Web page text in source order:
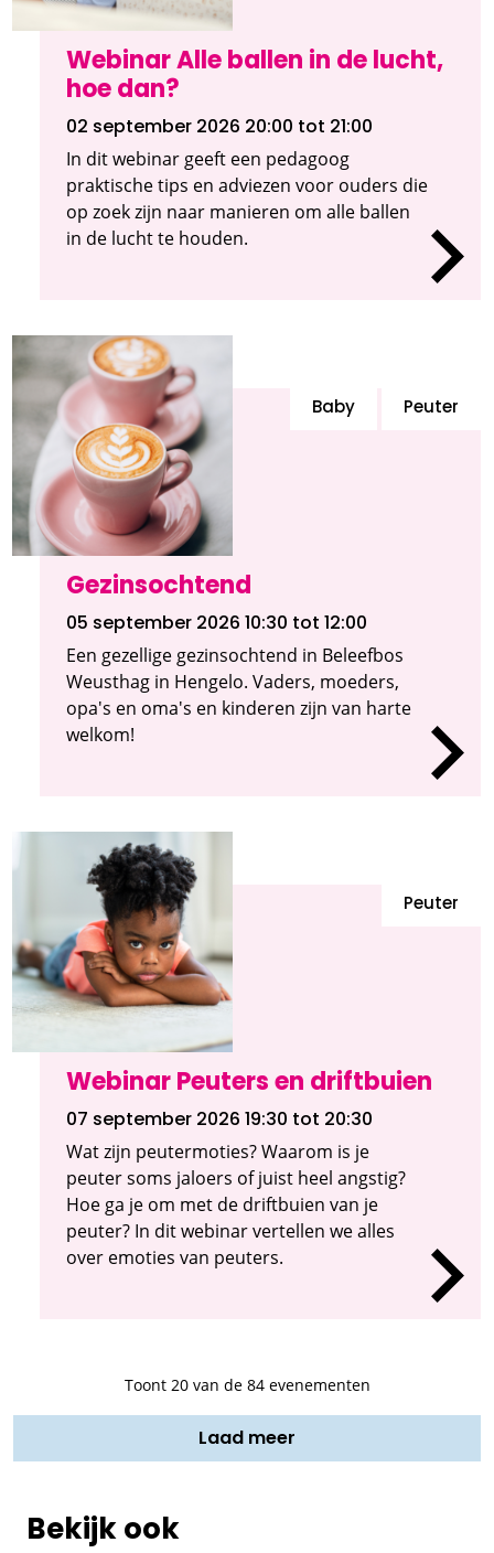
Webinar Alle ballen in de lucht,
hoe dan?
02 september 2026 20:00 tot 21:00
In dit webinar geeft een pedagoog
praktische tips en adviezen voor ouders die
op zoek zijn naar manieren om alle ballen
in de lucht te houden.
Gezinsochtend
Baby Peuter
05 september 2026 10:30 tot 12:00
Een gezellige gezinsochtend in Beleefbos
Weusthag in Hengelo. Vaders, moeders,
opa's en oma's en kinderen zijn van harte
welkom!
Webinar Peuters en driftbuien
Peuter
07 september 2026 19:30 tot 20:30
Wat zijn peutermoties? Waarom is je
peuter soms jaloers of juist heel angstig?
Hoe ga je om met de driftbuien van je
peuter? In dit webinar vertellen we alles
over emoties van peuters.
Toont 20van de 84 evenementen
Laad meer
Bekijk ook